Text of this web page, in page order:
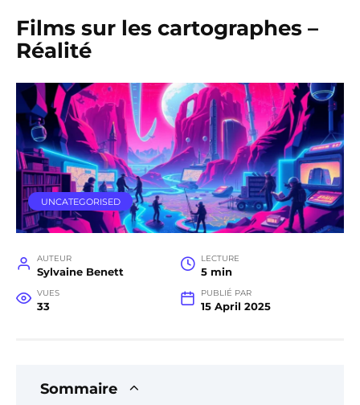
Films sur les cartographes –
Réalité
UNCATEGORISED
AUTEUR
Sylvaine Benett
LECTURE
5 min
VUES
33
PUBLIÉ PAR
15 April 2025
Sommaire